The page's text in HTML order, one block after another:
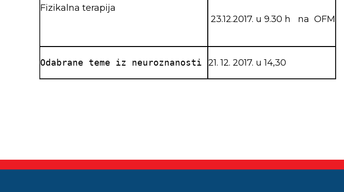
Fizikalna terapija
23.12.2017. u 9.30 h na OFM
21. 12. 2017. u 14,30